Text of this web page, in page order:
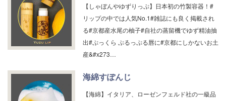
【しゃぼんやゆずりっぷ】日本初の竹製容器！#
リップの中では人気No.1#雑誌にも良く掲載され
る#京都産水尾の柚子#自社の蒸留機でゆず精油抽
出#ぷっくら ぷるっぷる唇に#京都にしかないお土
産&#x273…
海綿すぽんじ
【海綿】イタリア、ローゼンフェルド社の一級品